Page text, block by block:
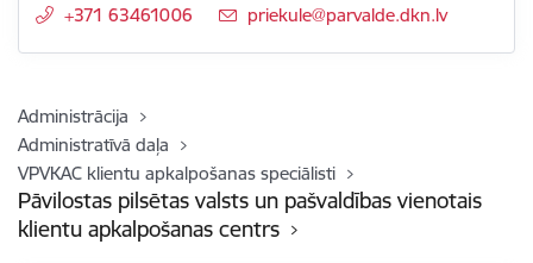
+371 63461006
E-pasts:
priekule@parvalde.dkn.lv
Administrācija
Administratīvā daļa
VPVKAC klientu apkalpošanas speciālisti
Pāvilostas pilsētas valsts un pašvaldības vienotais
klientu apkalpošanas centrs